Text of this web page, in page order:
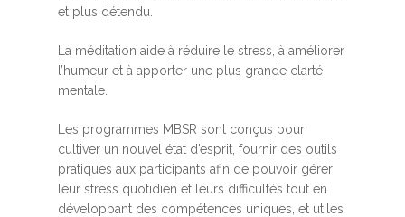
et plus détendu.
La méditation aide à réduire le stress, à améliorer
l’humeur et à apporter une plus grande clarté
mentale.
Les programmes MBSR sont conçus pour
cultiver un nouvel état d’esprit, fournir des outils
pratiques aux participants afin de pouvoir gérer
leur stress quotidien et leurs difficultés tout en
développant des compétences uniques, et utiles